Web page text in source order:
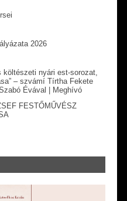
2026
költészeti nyári est-sorozat,
– szvámí Tírtha Fekete
Évával | Meghívó
FESTŐMŰVÉSZ